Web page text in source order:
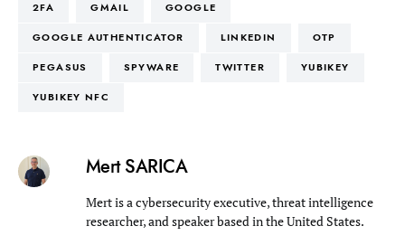
2FA GMAIL GOOGLE
GOOGLE AUTHENTICATOR LINKEDIN OTP
PEGASUS SPYWARE TWITTER YUBIKEY
YUBIKEY NFC
Mert SARICA
Mert is a cybersecurity executive, threat intelligence
researcher, and speaker based in the United States.